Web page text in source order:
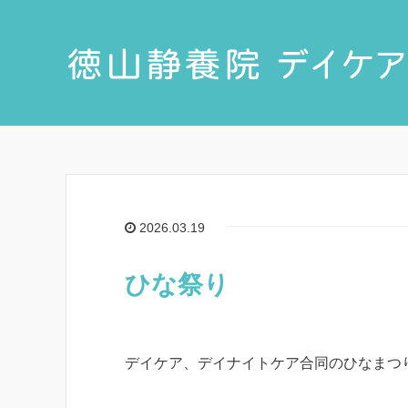
2026.03.19
ひな祭り
デイケア、デイナイトケア合同のひなまつ